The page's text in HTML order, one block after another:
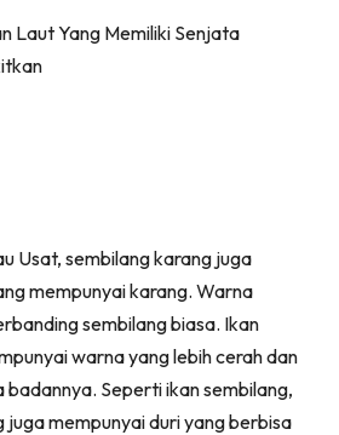
Usat, sembilang karang juga
mempunyai karang. Warna
sembilang biasa. Ikan
warna yang lebih cerah dan
Seperti ikan sembilang,
juga mempunyai duri yang berbisa